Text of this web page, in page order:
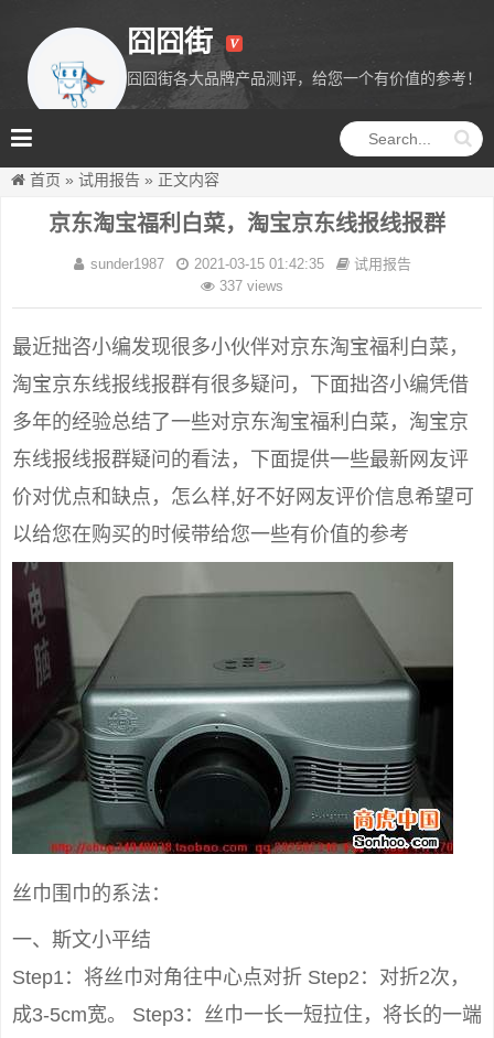
囧囧街
囧囧街各大品牌产品测评，给您一个有价值的参考！
首页 » 试用报告 » 正文内容
京东淘宝福利白菜，淘宝京东线报线报群
sunder1987 2021-03-15 01:42:35
试用报告
337 views
最近拙咨小编发现很多小伙伴对京东淘宝福利白菜，
淘宝京东线报线报群有很多疑问，下面拙咨小编凭借
多年的经验总结了一些对京东淘宝福利白菜，淘宝京
东线报线报群疑问的看法，下面提供一些最新网友评
价对优点和缺点，怎么样,好不好网友评价信息希望可
以给您在购买的时候带给您一些有价值的参考
丝巾围巾的系法：
一、斯文小平结
Step1：将丝巾对角往中心点对折 Step2：对折2次，
成3-5cm宽。 Step3：丝巾一长一短拉住，将长的一端